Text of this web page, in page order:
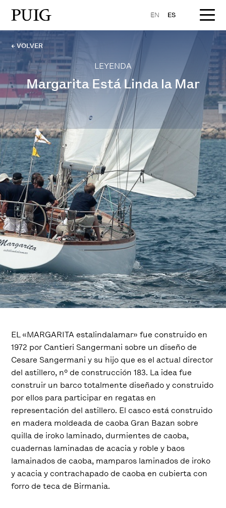
EN ES
← VOLVER
LEYENDA
Margarita Está Linda la Mar
EL «MARGARITA estalindalamar» fue construido en
1972 por Cantieri Sangermani sobre un diseño de
Cesare Sangermani y su hijo que es el actual director
del astillero, nº de construcción 183. La idea fue
construir un barco totalmente diseñado y construido
por ellos para participar en regatas en
representación del astillero. El casco está construido
en madera moldeada de caoba Gran Bazan sobre
quilla de iroko laminado, durmientes de caoba,
cuadernas laminadas de acacia y roble y baos
lamainados de caoba, mamparos laminados de iroko
y acacia y contrachapado de caoba en cubierta con
forro de teca de Birmania.